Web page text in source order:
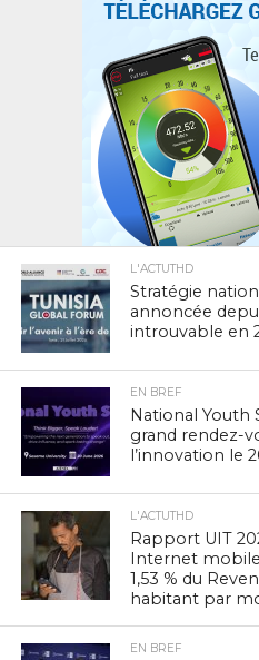
L'ACTUTHD
Stratégie
annoncée
introuvable en
EN BREF
National Youth
grand rendez-
l’innovation le
L'ACTUTHD
Rapport UIT
Internet
1,53 % du
habitant par
EN BREF